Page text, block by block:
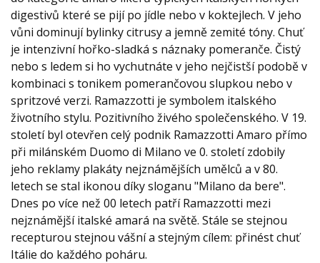
digestivů které se pijí po jídle nebo v koktejlech. V jeho
vůni dominují bylinky citrusy a jemně zemité tóny. Chuť
je intenzivní hořko-sladká s náznaky pomeranče. Čistý
nebo s ledem si ho vychutnáte v jeho nejčistší podobě v
kombinaci s tonikem pomerančovou slupkou nebo v
spritzové verzi. Ramazzotti je symbolem italského
životního stylu. Pozitivního živého společenského. V 19.
století byl otevřen celý podnik Ramazzotti Amaro přímo
při milánském Duomo di Milano ve 0. století zdobily
jeho reklamy plakáty nejznámějších umělců a v 80.
letech se stal ikonou díky sloganu "Milano da bere".
Dnes po více než 00 letech patří Ramazzotti mezi
nejznámější italské amará na světě. Stále se stejnou
recepturou stejnou vášní a stejným cílem: přinést chuť
Itálie do každého poháru.